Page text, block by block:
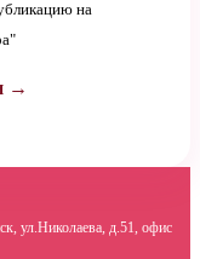
на
→
ул.Николаева, д.51, офис